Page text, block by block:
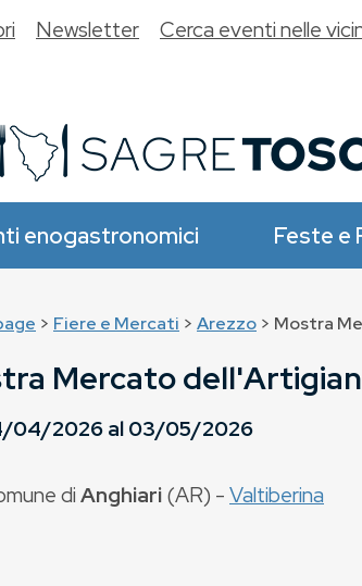
enogastronomici Feste e
Newsletter Cerca eventi nelle
> Fiere e Mercati > Arezzo > Mostra
Mercato
04/2026al03/05/2026
diAnghiari(AR) -Valtiberina